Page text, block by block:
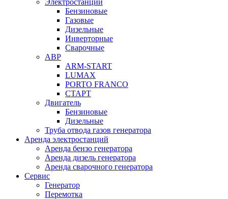
Электростанции
Бензиновые
Газовые
Дизельные
Инверторные
Сварочные
АВР
ARM-START
LUMAX
PORTO FRANCO
СТАРТ
Двигатель
Бензиновые
Дизельные
Труба отвода газов генератора
Аренда электростанций
Аренда бензо генератора
Аренда дизель генератора
Аренда сварочного генератора
Сервис
Генератор
Перемотка